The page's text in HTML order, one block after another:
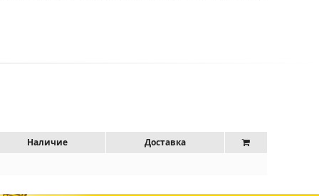
Наличие
Доставка